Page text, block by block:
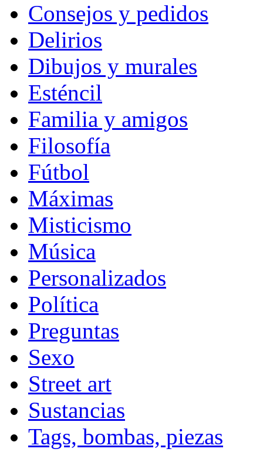
Consejos y pedidos
Delirios
Dibujos y murales
Esténcil
Familia y amigos
Filosofía
Fútbol
Máximas
Misticismo
Música
Personalizados
Política
Preguntas
Sexo
Street art
Sustancias
Tags, bombas, piezas